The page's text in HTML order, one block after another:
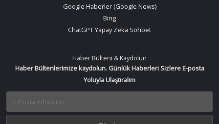
Google Haberler (Google News)
Bing
ChatGPT Yapay Zeka Sohbet
Haber Bülteni & Kaydolun
Haber Bültenlerimize kaydolun. Günlük Haberleri Sizlere E-posta
Yoluyla Ulaştıralım